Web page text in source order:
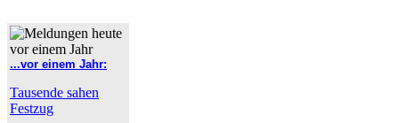
...vor einem Jahr:
Tausende sahen
Festzug